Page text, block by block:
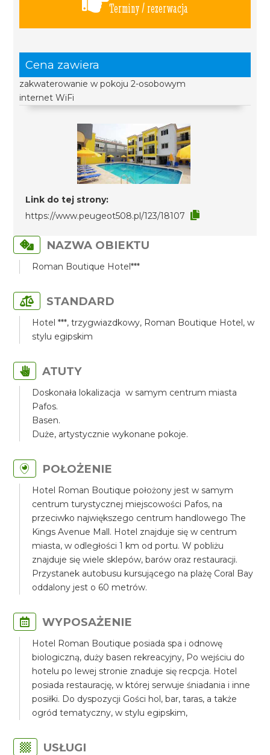
Terminy / rezerwacja
Cena zawiera
zakwaterowanie w pokoju 2-osobowym
internet WiFi
Link do tej strony:
https://www.peugeot508.pl/123/18107
NAZWA OBIEKTU
Roman Boutique Hotel***
STANDARD
Hotel ***, trzygwiazdkowy, Roman Boutique Hotel, w
stylu egipskim
ATUTY
Doskonała lokalizacja w samym centrum miasta
Pafos.
Basen.
Duże, artystycznie wykonane pokoje.
POŁOŻENIE
Hotel Roman Boutique położony jest w samym
centrum turystycznej miejscowości Pafos, na
przeciwko największego centrum handlowego The
Kings Avenue Mall. Hotel znajduje się w centrum
miasta, w odległości 1 km od portu. W pobliżu
znajduje się wiele sklepów, barów oraz restauracji.
Przystanek autobusu kursującego na plażę Coral Bay
oddalony jest o 60 metrów.
WYPOSAŻENIE
Hotel Roman Boutique posiada spa i odnowę
biologiczną, duży basen rekreacyjny, Po wejściu do
hotelu po lewej stronie znaduje się recpcja. Hotel
posiada restaurację, w której serwuje śniadania i inne
posiłki. Do dyspozycji Gości hol, bar, taras, a także
ogród tematyczny, w stylu egipskim,
USŁUGI